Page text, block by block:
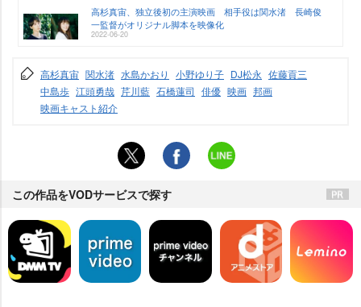
高杉真宙、独立後初の主演映画 相手役は関水渚 長崎俊
一監督がオリジナル脚本を映像化
2022-06-20
高杉真宙 関水渚 水島かおり 小野ゆり子 DJ松永 佐藤貢三
中島歩 江頭勇哉 芹川藍 石橋蓮司 俳優 映画 邦画
映画キャスト紹介
この作品をVODサービスで探す